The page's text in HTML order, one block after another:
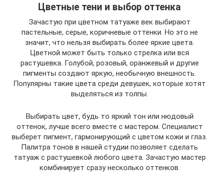
Цветные тени и выбор оттенка
Зачастую при цветном татуаже век выбирают
пастельные, серые, коричневые оттенки. Но это не
значит, что нельзя выбирать более яркие цвета.
Цветной может быть только стрелка или вся
растушевка. Голубой, розовый, оранжевый и другие
пигменты создают яркую, необычную внешность.
Популярны такие цвета среди девушек, которые хотят
выделяться из толпы.
Выбирать цвет, будь то яркий тон или нюдовый
оттенок, лучше всего вместе с мастером. Специалист
выберет пигмент, гармонирующий с цветом кожи и глаз.
Палитра тонов в нашей студии позволяет сделать
татуаж с растушевкой любого цвета. Зачастую мастер
комбинирует сразу несколько оттенков.